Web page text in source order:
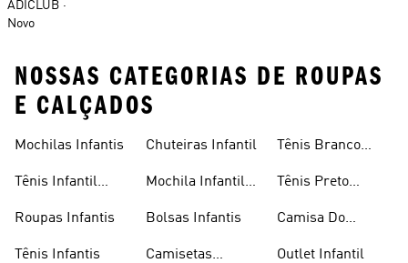
ADICLUB
Novo
NOSSAS CATEGORIAS DE ROUPAS
E CALÇADOS
Mochilas Infantis
Tênis Infantil
Roupas Infantis
Tênis Infantis
Chuteiras Infantil
Mochila Infantil
Bolsas Infantis
Camisetas
Tênis Branco
Tênis Preto
Camisa Do
Outlet Infantil